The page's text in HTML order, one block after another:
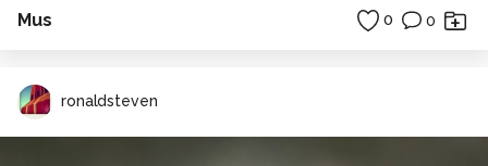
Mus 0 0
ronaldsteven